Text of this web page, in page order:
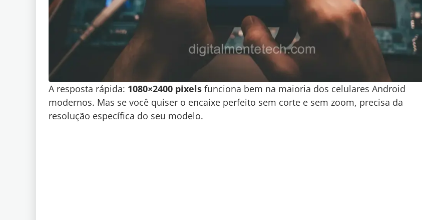
A resposta rápida: 1080×2400 pixels funciona bem na maioria dos celulares Android
modernos. Mas se você quiser o encaixe perfeito sem corte e sem zoom, precisa da
resolução específica do seu modelo.